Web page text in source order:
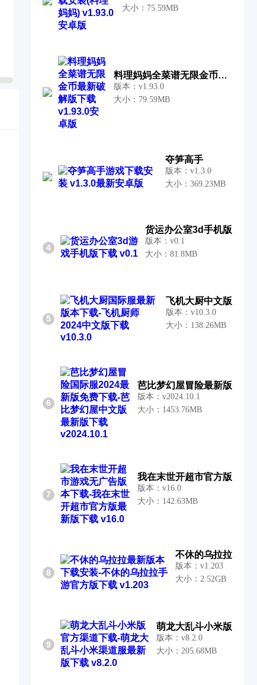
大小：75.59MB
料理妈妈全菜谱无限金币最新破解版
版本：v1.93.0
大小：79.59MB
夺笋高手
版本：v1.3.0
大小：369.23MB
4
货运办公室3d手机版
版本：v0.1
大小：81.8MB
5
飞机大厨中文版
版本：v10.3.0
大小：138.26MB
6
芭比梦幻屋冒险最新版
版本：v2024.10.1
大小：1453.76MB
7
我在末世开超市官方版
版本：v16.0
大小：142.63MB
8
不休的乌拉拉
版本：v1.203
大小：2.52GB
9
萌龙大乱斗小米版
版本：v8.2.0
大小：205.68MB